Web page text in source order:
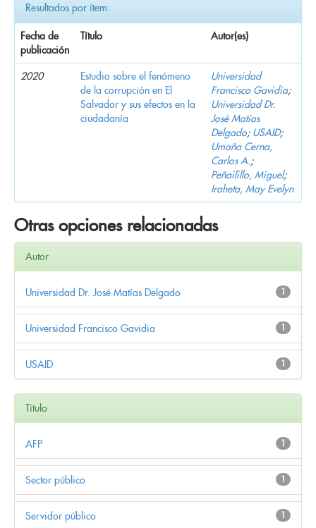
Resultados por ítem:
Fecha de
publicación
Título Autor(es)
2020
Estudio sobre el fenómeno
de la corrupción en El
Salvador y sus efectos en la
ciudadanía
Universidad
Francisco Gavidia;
Universidad Dr.
José Matías
Delgado; USAID;
Umaña Cerna,
Carlos A.;
Peñailillo, Miguel;
Iraheta, May Evelyn
Otras opciones relacionadas
Autor
1
Universidad Dr. José Matías Delgado
1
Universidad Francisco Gavidia
1
USAID
Título
1
AFP
1
Sector público
1
Servidor público